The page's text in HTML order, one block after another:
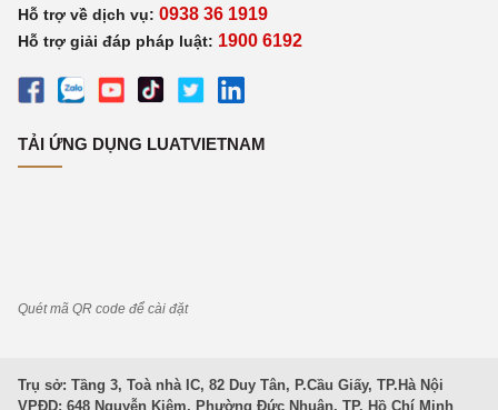
Hỗ trợ về dịch vụ: 0938 36 1919
Hỗ trợ giải đáp pháp luật: 1900 6192
TẢI ỨNG DỤNG LUATVIETNAM
Quét mã QR code để cài đặt
Trụ sở: Tầng 3, Toà nhà IC, 82 Duy Tân, P.Cầu Giấy, TP.Hà Nội
VPĐD: 648 Nguyễn Kiệm, Phường Đức Nhuận, TP. Hồ Chí Minh